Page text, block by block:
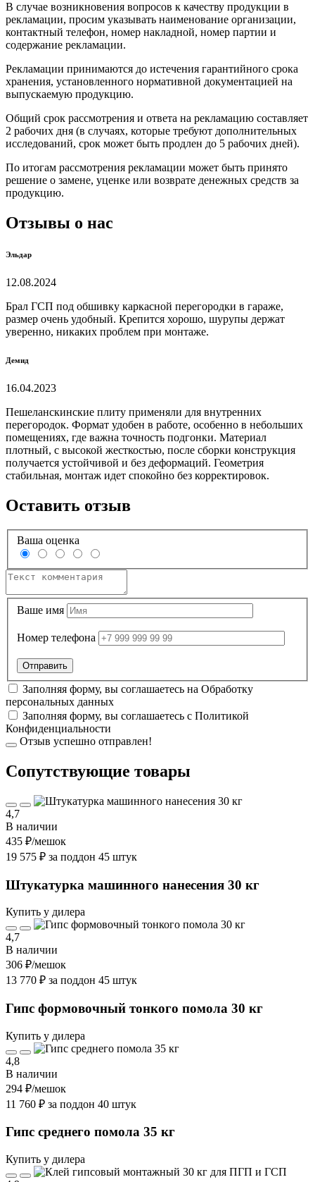
В случае возникновения вопросов к качеству продукции в
рекламации, просим указывать наименование организации,
контактный телефон, номер накладной, номер партии и
содержание рекламации.
Рекламации принимаются до истечения гарантийного срока
хранения, установленного нормативной документацией на
выпускаемую продукцию.
Общий срок рассмотрения и ответа на рекламацию составляет
2 рабочих дня (в случаях, которые требуют дополнительных
исследований, срок может быть продлен до 5 рабочих дней).
По итогам рассмотрения рекламации может быть принято
решение о замене, уценке или возврате денежных средств за
продукцию.
Отзывы о нас
Эльдар
12.08.2024
Брал ГСП под обшивку каркасной перегородки в гараже,
размер очень удобный. Крепится хорошо, шурупы держат
уверенно, никаких проблем при монтаже.
Демид
16.04.2023
Пешеланскинские плиту применяли для внутренних
перегородок. Формат удобен в работе, особенно в небольших
помещениях, где важна точность подгонки. Материал
плотный, с высокой жесткостью, после сборки конструкция
получается устойчивой и без деформаций. Геометрия
стабильная, монтаж идет спокойно без корректировок.
Оставить отзыв
Ваша оценка
Ваше имя
Номер телефона
Заполняя форму, вы соглашаетесь на Обработку
персональных данных
Заполняя форму, вы соглашаетесь с Политикой
Конфиденциальности
Отзыв успешно отправлен!
Cопутствующие товары
4,7
В наличии
435 ₽/мешок
19 575 ₽ за поддон 45 штук
Штукатурка машинного нанесения 30 кг
Купить у дилера
4,7
В наличии
306 ₽/мешок
13 770 ₽ за поддон 45 штук
Гипс формовочный тонкого помола 30 кг
Купить у дилера
4,8
В наличии
294 ₽/мешок
11 760 ₽ за поддон 40 штук
Гипс среднего помола 35 кг
Купить у дилера